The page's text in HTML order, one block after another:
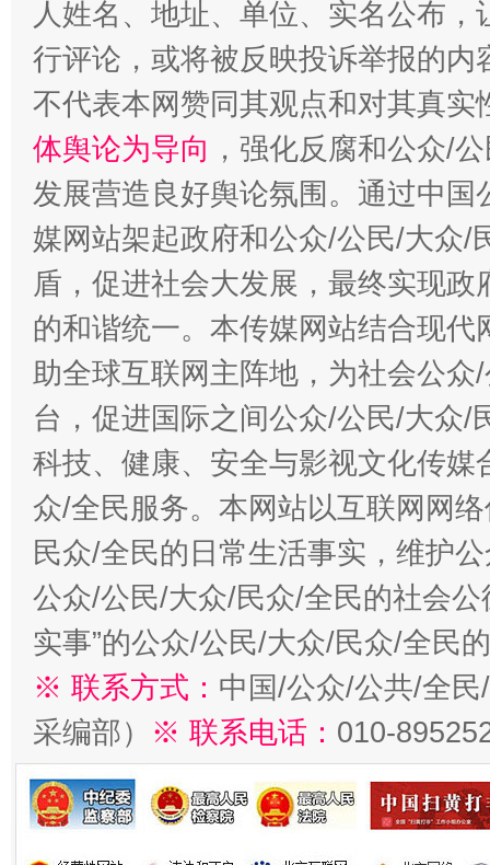
“蜀中异人”王建安的艺术幻境
人姓名、地址、单位、实名公布
行评论，或将被反映投诉举报的
不代表本网赞同其观点和对其真实
体舆论为导向 ，强化反腐和公众/
发展营造良好舆论氛围。通过中
媒网站架起政府和公众/公民/大众/
盾，促进社会大发展，最终实现
的和谐统一。本传媒网站结合现
助全球互联网主阵地，为社会公
台，促进国际之间公众/公民/大众/
科技、健康、安全与影视文化传
众/全民服务。本网站以互联网网
民众/全民的日常生活事实，维护
公众/公民/大众/民众/全民的社会公
实事”的公众/公民/大众/民众/全民
※ 联系方式： 中国/公众/公共/全
采编部） ※ 联系电话： 010-